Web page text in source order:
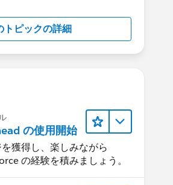
トピックの詳細
の使用開始
獲得し、楽しみながら
の経験を積みましょう。